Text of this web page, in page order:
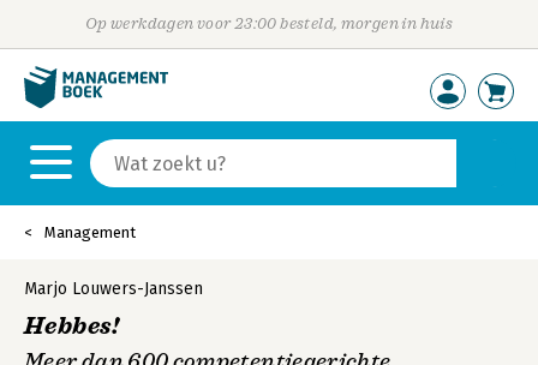
Op werkdagen voor 23:00 besteld, morgen in huis
Management
Marjo Louwers-Janssen
Hebbes!